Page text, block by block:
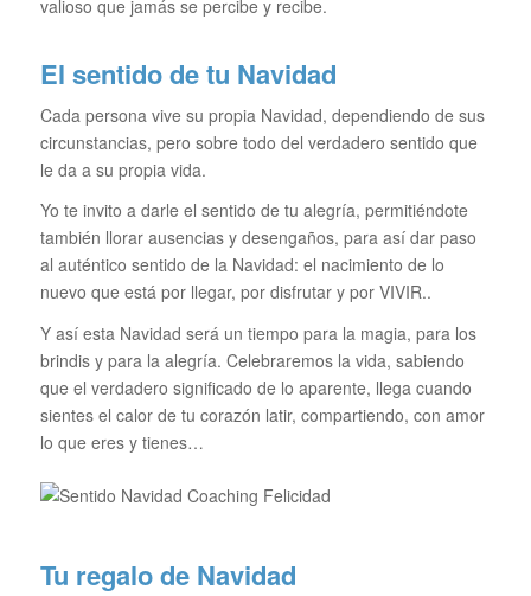
valioso que jamás se percibe y recibe.
El sentido de tu Navidad
Cada persona vive su propia Navidad, dependiendo de sus
circunstancias, pero sobre todo del verdadero sentido que
le da a su propia vida.
Yo te invito a darle el sentido de tu alegría, permitiéndote
también llorar ausencias y desengaños, para así dar paso
al auténtico sentido de la Navidad: el nacimiento de lo
nuevo que está por llegar, por disfrutar y por VIVIR..
Y así esta Navidad será un tiempo para la magia, para los
brindis y para la alegría. Celebraremos la vida, sabiendo
que el verdadero significado de lo aparente, llega cuando
sientes el calor de tu corazón latir, compartiendo, con amor
lo que eres y tienes…
Tu regalo de Navidad